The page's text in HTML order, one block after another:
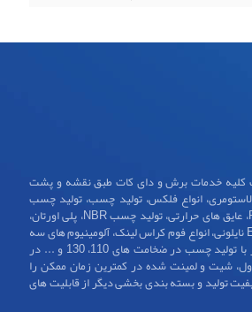
کلیه خدمات برش و دای کات طبق نقشه و پشت
انواع فلکس، تولید چسب، تولید چسب
EPDM، تولید چسب PVC، عایق های حرارتی، تولید چسب NBR، پلی اورتان،
انواع پلی اتیلن گازی و EVA نایلونی، انواع فوم کراس لینک، آلومینیوم های سه
لایه تا عرض 120 سانتیمتر با تولید چسب در ضخامت های 110، 130 و ... در
شیت و لمینت شده در کمترین زمان ممکن را
تولید و بسته بندی بخشی دیگر از قابلیت های